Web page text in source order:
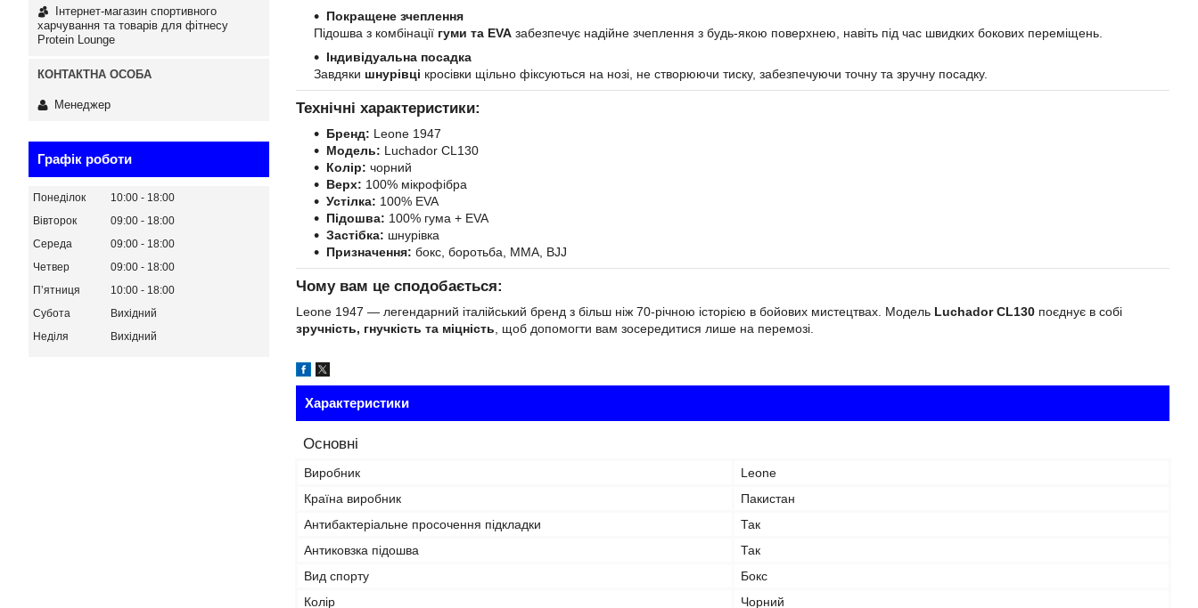
Покращене зчеплення
Підошва з комбінації гуми та EVA забезпечує надійне зчеплення з будь-якою поверхнею, навіть під час швидких бокових переміщень.
Індивідуальна посадка
Завдяки шнурівці кросівки щільно фіксуються на нозі, не створюючи тиску, забезпечуючи точну та зручну посадку.
Технічні характеристики:
Бренд: Leone 1947
Модель: Luchador CL130
Колір: чорний
Верх: 100% мікрофібра
Устілка: 100% EVA
Підошва: 100% гума + EVA
Застібка: шнурівка
Призначення: бокс, боротьба, MMA, BJJ
Чому вам це сподобається:
Leone 1947 — легендарний італійський бренд з більш ніж 70-річною історією в бойових мистецтвах. Модель Luchador CL130 поєднує в собі
зручність, гнучкість та міцність , щоб допомогти вам зосередитися лише на перемозі.
Характеристики
Основні
Виробник
Leone
Країна виробник
Пакистан
Антибактеріальне просочення підкладки
Так
Антиковзка підошва
Так
Вид спорту
Бокс
Колір
Чорний
Інтернет-магазин спортивного
харчування та товарів для фітнесу
Protein Lounge
Менеджер
Графік роботи
Понеділок 10:00
18:00
Вівторок
09:00
18:00
Середа
09:00
18:00
Четвер
09:00
18:00
Пʼятниця
10:00
18:00
Субота
Вихідний
Неділя
Вихідний